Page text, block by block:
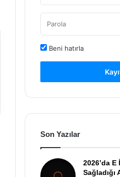
Beni hatırla
Son Yazılar
2026’da E
Sağladığı